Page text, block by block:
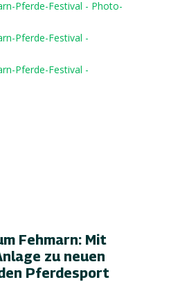
Fehmarn: Mit
zu neuen
Pferdesport